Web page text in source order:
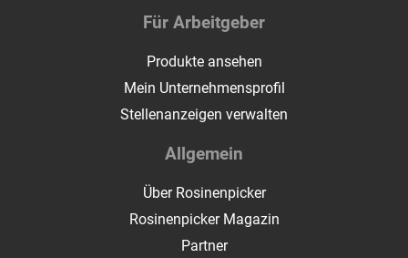
Für Arbeitgeber
Produkte ansehen
Mein Unternehmensprofil
Stellenanzeigen verwalten
Allgemein
Über Rosinenpicker
Rosinenpicker Magazin
Partner